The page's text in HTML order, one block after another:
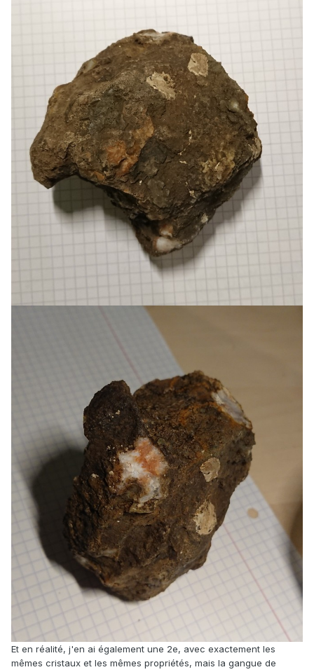
Et en réalité, j'en ai également une 2e, avec exactement les
mêmes cristaux et les mêmes propriétés, mais la gangue de